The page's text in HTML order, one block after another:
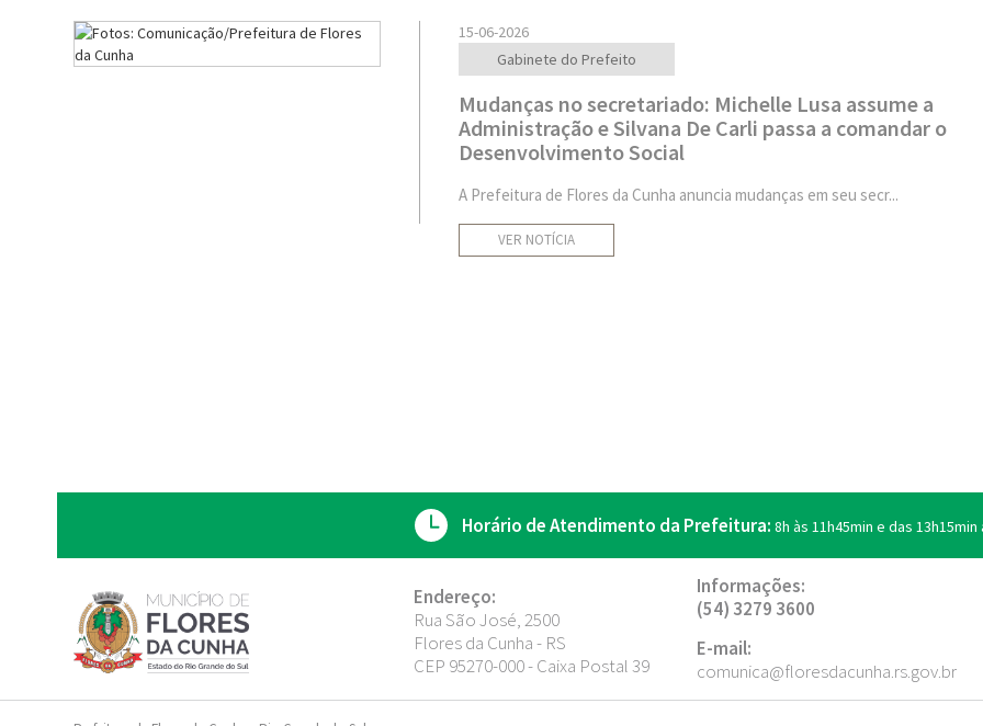
15-06-2026
Gabinete do Prefeito
Mudanças no secretariado: Michelle Lusa assume a
Administração e Silvana De Carli passa a comandar o
Desenvolvimento Social
A Prefeitura de Flores da Cunha anuncia mudanças em seu secr...
VER NOTÍCIA
Horário de Atendimento da Prefeitura: 8h às 11h45min e das 13h15min
Endereço:
Rua São José, 2500
Flores da Cunha - RS
CEP 95270-000 - Caixa Postal 39
Informações:
(54) 3279 3600
E-mail:
comunica@floresdacunha.rs.gov.br